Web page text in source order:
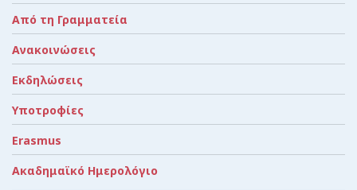
Από τη Γραμματεία
Ανακοινώσεις
Εκδηλώσεις
Υποτροφίες
Erasmus
Ακαδημαϊκό Ημερολόγιο